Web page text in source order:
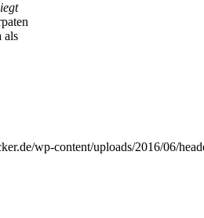
als
wp-content/uploads/2016/06/